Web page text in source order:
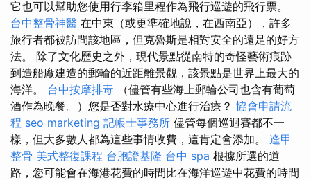
它也可以幫助您使用行李箱里程作為飛行巡遊的飛行票。
台中整骨神醫 在中東（或更準確地說，在西南亞），許多
旅行者都被訪問該地區，但克魯斯是相對安全的遠足的好方
法。 除了文化歷史之外，現代景點從南特的奇怪藝術痕跡
到造船廠建造的郵輪的近距離景觀，該景點是世界上最大的
海洋。 台中按摩排毒 （儘管有些海上郵輪公司也含有葡萄
酒作為晚餐。）您是否對水療中心進行治療？ 協會申請流
程 seo marketing 記帳士事務所 儘管每個巡迴賽都不一
樣，但大多數人都為這些事情收費，這肯定會添加。 逢甲
整骨 美式整復課程 台胞證基隆 台中 spa 根據所選的道
路，您可能會在海港花費的時間比在海洋巡遊中花費的時間